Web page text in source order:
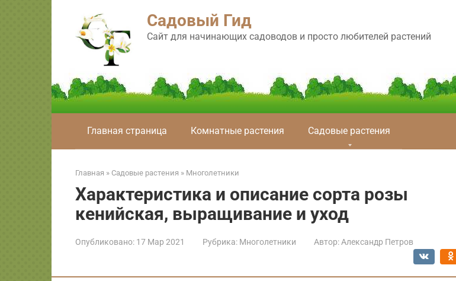
Садовый Гид
Сайт для начинающих садоводов и просто любителей растений
Главная страница Комнатные растения Садовые растения
Главная » Садовые растения » Многолетники
Характеристика и описание сорта розы
кенийская, выращивание и уход
Опубликовано: 17 Мар 2021 Рубрика: Многолетники Автор: Александр Петров